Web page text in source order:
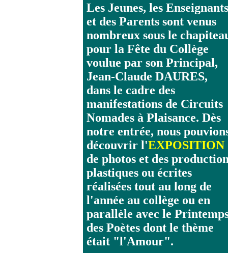
Les Jeunes, les Enseignants
et des Parents sont venus
nombreux sous le
pour la Fête du Collège
voulue par son Principal,
Jean-Claude DAURES,
dans le cadre des
manifestations de Circuits
Nomades à Plaisance. Dès
notre entrée, nous
découvrir l'EXPOSITION
de photos et des
plastiques ou écrites
réalisées tout au long de
l'année au collège ou en
parallèle avec le
des Poètes dont le thème
était "l'Amour".